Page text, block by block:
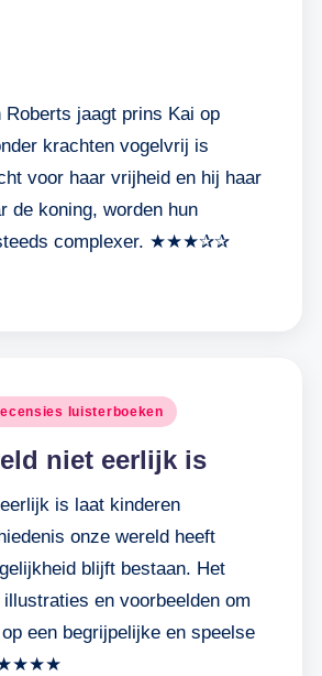
jaagt prins Kai op
krachten vogelvrij is
voor haar vrijheid en hij haar
de koning, worden hun
complexer. ★★★✰✰
luisterboeken
niet eerlijk is
is laat kinderen
onze wereld heeft
blijft bestaan. Het
en voorbeelden om
een begrijpelijke en speelse